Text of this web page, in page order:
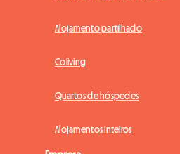
Alojamento partilhado
Coliving
Quartos de hóspedes
Alojamentos inteiros